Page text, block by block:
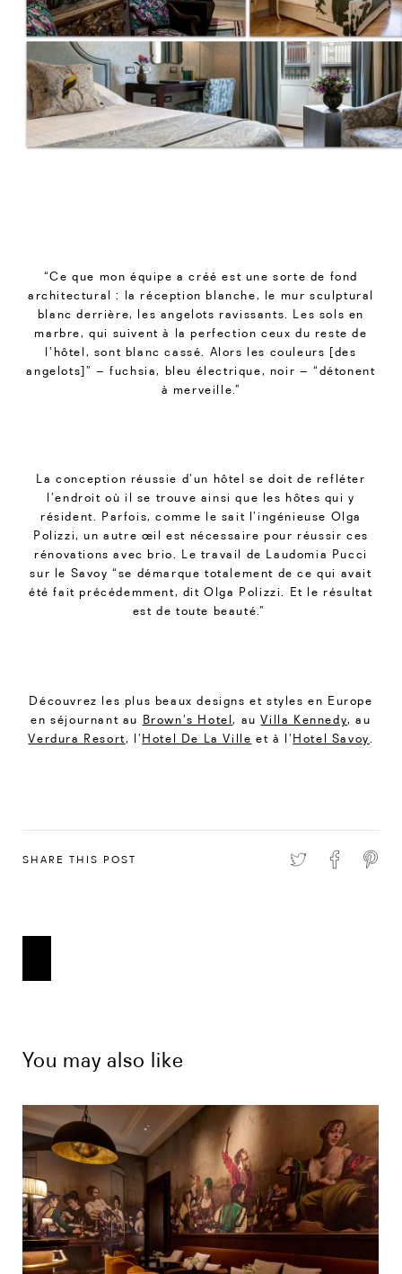
“Ce que mon équipe a créé est une sorte de fond
architectural : la réception blanche, le mur sculptural
blanc derrière, les angelots ravissants. Les sols en
marbre, qui suivent à la perfection ceux du reste de
l’hôtel, sont blanc cassé. Alors les couleurs [des
angelots]” – fuchsia, bleu électrique, noir – “détonent
à merveille.”
La conception réussie d’un hôtel se doit de refléter
l’endroit où il se trouve ainsi que les hôtes qui y
résident. Parfois, comme le sait l’ingénieuse Olga
Polizzi, un autre œil est nécessaire pour réussir ces
rénovations avec brio. Le travail de Laudomia Pucci
sur le Savoy “se démarque totalement de ce qui avait
été fait précédemment, dit Olga Polizzi. Et le résultat
est de toute beauté.”
Découvrez les plus beaux designs et styles en Europe
en séjournant au Brown’s Hotel, auVilla Kennedy, au
Verdura Resort, l’Hotel De La Ville et à l’Hotel Savoy
SHARE THIS POST
You may also like